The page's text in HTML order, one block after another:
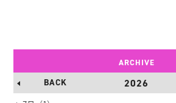
ARCHIVE
BACK 2026